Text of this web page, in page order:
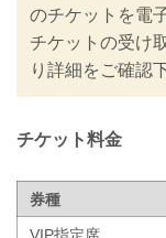
のチケットを電
チケットの受け
り詳細をご確認
チケット料金
券種